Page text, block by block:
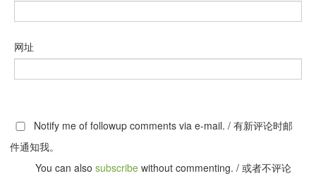
网址
Notify me of followup comments via e-mail. / 有新评论时邮
件通知我。
You can also subscribe without commenting. / 或者不评论